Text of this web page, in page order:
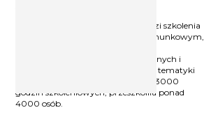
- od ponad 10 lat prowadzi szkolenia
i doradza firmom oraz biurom rachunkowym,
wynagradzania. Autorka stacjonarnych i
elearningowych kursów i szkoleń z tematyki
kadr i płac. Przeprowadziła ponad 3000
godzin szkoleniowych, przeszkoliła ponad
4000 osób.